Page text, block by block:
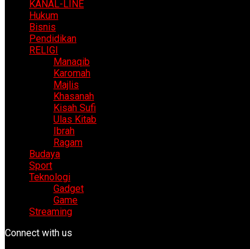
KANAL-LINE
Hukum
Bisnis
Pendidikan
RELIGI
Manaqib
Karomah
Majlis
Khasanah
Kisah Sufi
Ulas Kitab
Ibrah
Ragam
Budaya
Sport
Teknologi
Gadget
Game
Streaming
Connect with us